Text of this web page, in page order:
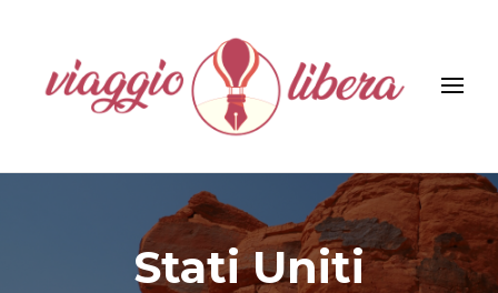
Viaggiolibera
Stati Uniti